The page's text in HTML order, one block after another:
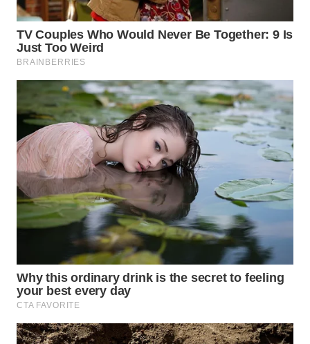
BOROBUDUR
WN
MADURA
WN
SURABAYA
WN
NATUNA
WN
BINTAN
MANDALIKA
WN